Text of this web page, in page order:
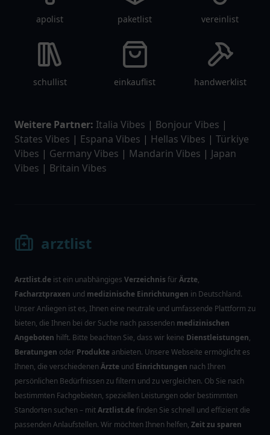
apolist paketlist vereinlist
schullist einkauflist handwerklist
Weitere Partner: Italia Vibes | Bonjour Vibes |
States Vibes | Espana Vibes | Hellas Vibes | Türkiye
Vibes | Germany Vibes | Mandarin Vibes | Japan
Vibes | Britain Vibes
arztlist
Arztlist.de ist ein unabhängiges VerzeichnisfürÄrzte,
Facharztpraxen und medizinische Einrichtungen in Deutschland.
Unser Anliegen ist es, Ihnen eine neutrale und umfassende Plattform zu
bieten, die Ihnen bei der Suche nach passenden medizinischen
Angeboten hilft. Bitte beachten Sie, dass wir keine Dienstleistungen,
Beratungen oder Produkte anbieten. Unsere Webseite ermöglicht es
Ihnen, die verschiedenenÄrzte und Einrichtungen nach Ihren
persönlichen Bedürfnissen zu filtern und zu vergleichen. Ob Sie nach
bestimmten Fachgebieten, speziellen Leistungen oder bestimmten
Standorten suchen – mitArztlist.definden Sie schnell und effizient die
passenden Anlaufstellen. Wir möchten Ihnen helfen, Zeit zu sparen